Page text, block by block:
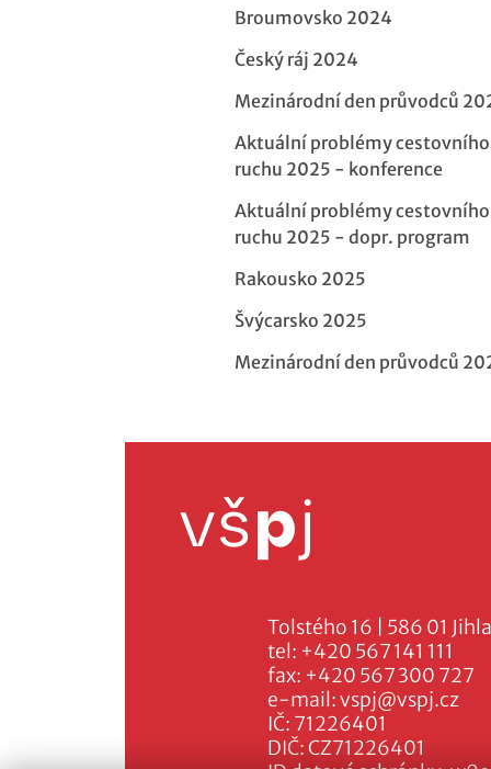
Broumovsko 2024
Český ráj 2024
Mezinárodní den průvodců
Aktuální problémy cestovního
ruchu 2025 - konference
Aktuální problémy cestovního
ruchu 2025 - dopr. program
Rakousko 2025
Švýcarsko 2025
Mezinárodní den průvodců
Tolstého 16 | 586 01
tel: +420 567 141 111
fax: +420 567 300 727
e-mail:vspj@vspj.cz
IČ: 71226401
DIČ: CZ71226401